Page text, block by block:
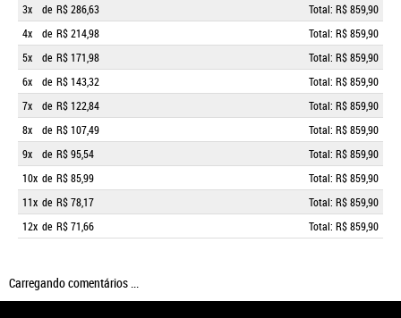
3x
de R$ 286,63
Total: R$ 859,90
4x
de R$ 214,98
Total: R$ 859,90
5x
de R$ 171,98
Total: R$ 859,90
6x
de R$ 143,32
Total: R$ 859,90
7x
de R$ 122,84
Total: R$ 859,90
8x
de R$ 107,49
Total: R$ 859,90
9x
de R$ 95,54
Total: R$ 859,90
10x de R$ 85,99
Total: R$ 859,90
11x de R$ 78,17
Total: R$ 859,90
12x de R$ 71,66 Total: R$ 859,90
Carregando comentários ...